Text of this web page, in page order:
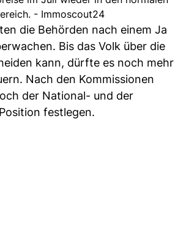
- Immoscout24
die Behörden nach einem Ja
Bis das Volk über die
kann, dürfte es noch mehr
Nach den Kommissionen
der National- und der
festlegen.